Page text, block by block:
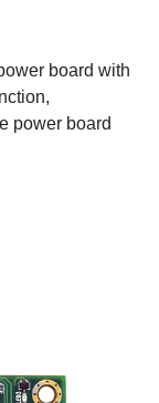
board with
power board